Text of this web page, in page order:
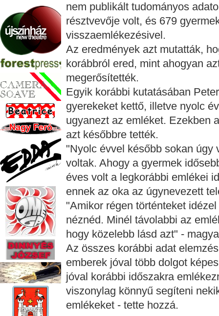
nem publikált tudományos
résztvevője volt, és 679
visszaemlékezésivel.
Az eredmények azt mutatták,
korábbról ered, mint ahogyan
megerősítették.
Egyik korábbi kutatásában
gyerekeket kettő, illetve nyolc
ugyanezt az emléket. Ezekben
azt későbbre tették.
"Nyolc évvel később sokan úgy
voltak. Ahogy a gyermek
éves volt a legkorábbi emlékei
ennek az oka az úgynevezett
"Amikor régen történteket
néznéd. Minél távolabbi az
hogy közelebb lásd azt" -
Az összes korábbi adat
emberek jóval több dolgot
jóval korábbi időszakra
viszonylag könnyű segíteni
emlékeket - tette hozzá.